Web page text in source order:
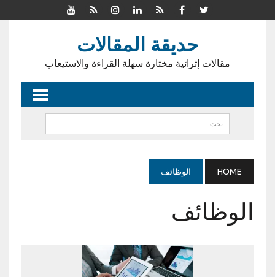
حديقة المقالات
مقالات إثرائية مختارة سهلة القراءة والاستيعاب
HOME الوظائف
الوظائف